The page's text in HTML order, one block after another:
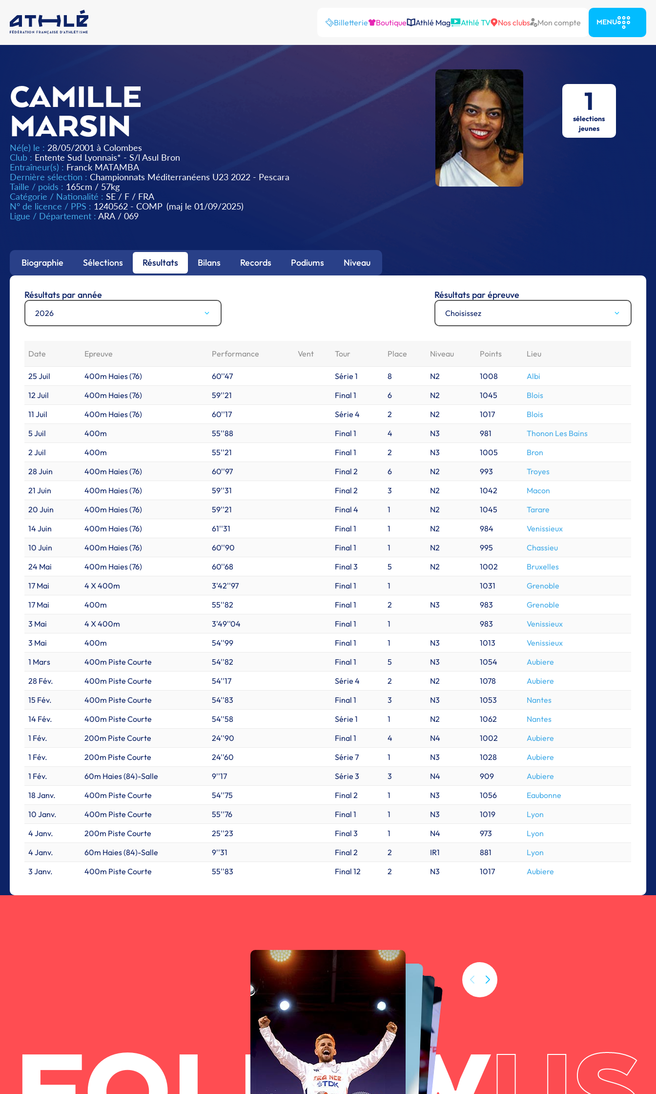
Billetterie Boutique Athlé Mag Athlé TV Nos clubs Mon compte MENU
CAMILLE
MARSIN
Né(e) le : 28/05/2001 à Colombes
Club : Entente Sud Lyonnais* - S/l Asul Bron
Entraîneur(s) : Franck MATAMBA
Dernière sélection : Championnats Méditerranéens U23 2022 - Pescara
Taille / poids : 165cm / 57kg
Catégorie / Nationalité : SE / F / FRA
N° de licence / PPS : 1240562 - COMP (maj le 01/09/2025)
Ligue / Département : ARA / 069
Biographie Sélections Résultats Bilans Records Podiums Niveau
1
sélections
jeunes
Résultats par année
2026
Résultats par épreuve
Choisissez
Date Epreuve Performance Vent Tour Place Niveau Points Lieu
25 Juil 400m Haies (76) 60''47 Série 1 8 N2 1008
Albi
12 Juil
400m Haies (76) 59''21 Final 1 6 N2 1045
Blois
11 Juil
400m Haies (76) 60''17 Série 4 2 N2 1017
Blois
5 Juil
400m 55''88 Final 1 4 N3 981
Thonon Les Bains
2 Juil
400m 55''21 Final 1 2 N3 1005
Bron
28 Juin
400m Haies (76) 60''97 Final 2 6 N2 993
Troyes
21 Juin
400m Haies (76) 59''31 Final 2 3 N2 1042
Macon
20 Juin
400m Haies (76) 59''21 Final 4 1 N2 1045
Tarare
14 Juin
400m Haies (76) 61''31 Final 1 1 N2 984
Venissieux
10 Juin
400m Haies (76) 60''90 Final 1 1 N2 995
Chassieu
24 Mai
400m Haies (76) 60''68 Final 3 5 N2 1002
Bruxelles
17 Mai
4 X 400m 3'42''97 Final 1 1 1031
Grenoble
17 Mai
400m 55''82 Final 1 2 N3 983
Grenoble
3 Mai
4 X 400m 3'49''04 Final 1 1 983
Venissieux
3 Mai
400m 54''99 Final 1 1 N3 1013
Venissieux
1 Mars
400m Piste Courte 54''82 Final 1 5 N3 1054
Aubiere
28 Fév.
400m Piste Courte 54''17 Série 4 2 N2 1078
Aubiere
15 Fév.
400m Piste Courte 54''83 Final 1 3 N3 1053
Nantes
14 Fév.
400m Piste Courte 54''58 Série 1 1 N2 1062
Nantes
1 Fév.
200m Piste Courte 24''90 Final 1 4 N4 1002
Aubiere
1 Fév.
200m Piste Courte 24''60 Série 7 1 N3 1028
Aubiere
1 Fév.
60m Haies (84)-Salle 9''17 Série 3 3 N4 909
Aubiere
18 Janv.
400m Piste Courte 54''75 Final 2 1 N3 1056
Eaubonne
10 Janv.
400m Piste Courte 55''76 Final 1 1 N3 1019
Lyon
4 Janv.
200m Piste Courte 25''23 Final 3 1 N4 973
Lyon
4 Janv.
60m Haies (84)-Salle 9''31 Final 2 2 IR1 881
Lyon
3 Janv.
400m Piste Courte 55''83 Final 12 2 N3 1017 Aubiere